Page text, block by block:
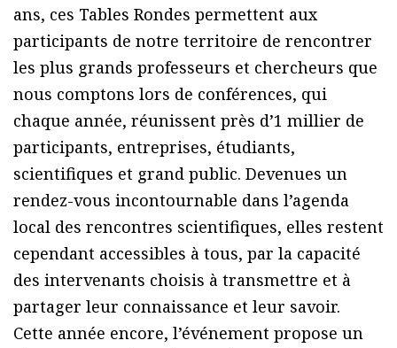
ans, ces Tables Rondes permettent aux
participants de notre territoire de rencontrer
les plus grands professeurs et chercheurs que
nous comptons lors de conférences, qui
chaque année, réunissent près d’1 millier de
participants, entreprises, étudiants,
scientifiques et grand public. Devenues un
rendez-vous incontournable dans l’agenda
local des rencontres scientifiques, elles restent
cependant accessibles à tous, par la capacité
des intervenants choisis à transmettre et à
partager leur connaissance et leur savoir.
Cette année encore, l’événement propose un